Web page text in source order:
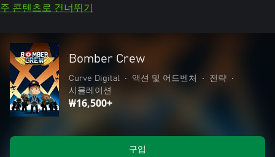
주 콘텐츠로 건너뛰기
Bomber Crew
Curve Digital • 액션 및 어드벤처 • 전략
•
시뮬레이션
₩16,500+
구입